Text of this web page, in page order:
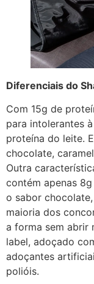
Diferenciais do
Com 15g de
para intolerantes
proteína do leite.
chocolate,
Outra
contém apenas
o sabor
maioria dos
a forma sem abrir
label, adoçado
adoçantes
polióis.